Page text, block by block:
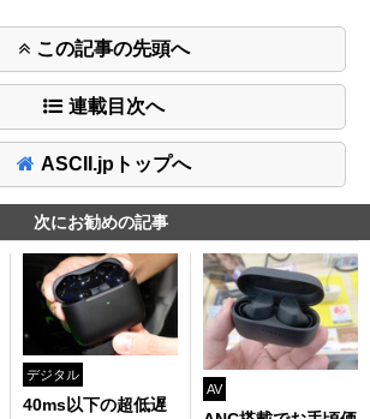
この記事の先頭へ
連載目次へ
ASCII.jpトップへ
次にお勧めの記事
デジタル
40ms以下の超低遅
AV